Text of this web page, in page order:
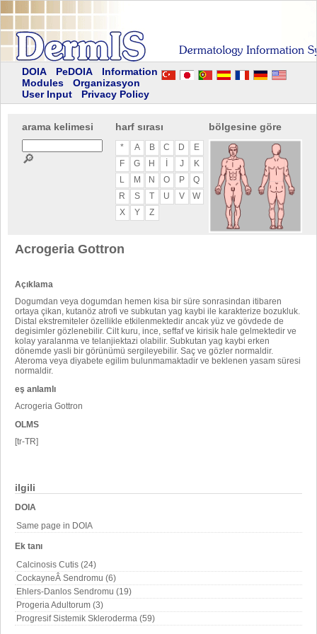
DOIA PeDOIA
Information
Modules
Organizasyon
User Input
Privacy Policy
arama kelimesi
🔎
harf sırası
* A B C D
E
F
G H J
K
L
M N O P
Q
R
S T U V
W
X
Y Z
bölgesine göre
ilgili
DOIA
Same page in DOIA
Ek tanı
Calcinosis Cutis (24)
CockayneÂ Sendromu (6)
Ehlers-Danlos Sendromu (19)
Progeria Adultorum (3)
Progresif Sistemik Skleroderma (59)
Acrogeria Gottron
Açıklama
Dogumdan veya dogumdan hemen kisa bir süre sonrasindan itibaren
ortaya çikan, kutanöz atrofi ve subkutan yag kaybi ile karakterize bozukluk.
Distal ekstremiteler özellikle etkilenmektedir ancak yüz ve gövdede de
degisimler gözlenebilir. Cilt kuru, ince, seffaf ve kirisik hale gelmektedir ve
kolay yaralanma ve telanjiektazi olabilir. Subkutan yag kaybi erken
dönemde yasli bir görünümü sergileyebilir. Saç ve gözler normaldir.
Ateroma veya diyabete egilim bulunmamaktadir ve beklenen yasam süresi
normaldir.
eş anlamlı
Acrogeria Gottron
OLMS
[tr-TR]